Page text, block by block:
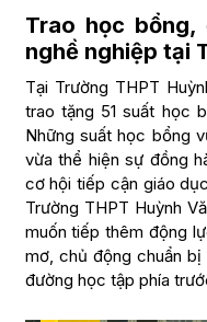
Trao học bổng,
nghề nghiệp tại
Tại Trường THPT
trao tặng 51 suất học
Những suất học bổng
vừa thể hiện sự đồng
cơ hội tiếp cận giáo
Trường THPT Huỳnh
muốn tiếp thêm động
mơ, chủ động chuẩn
đường học tập phía